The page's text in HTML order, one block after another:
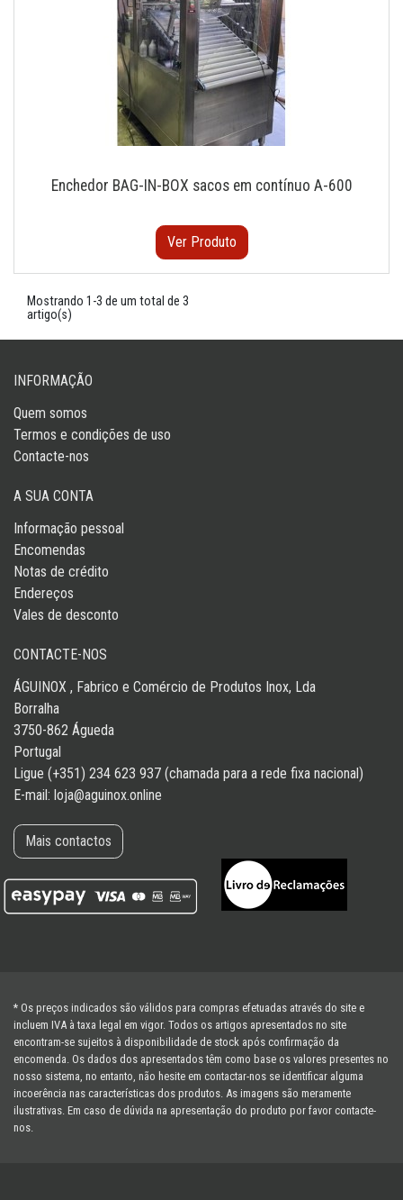
Enchedor BAG-IN-BOX sacos em contínuo A-600
Ver Produto
Mostrando 1-3 de um total de 3
artigo(s)
INFORMAÇÃO
Quem somos
Termos e condições de uso
Contacte-nos
A SUA CONTA
Informação pessoal
Encomendas
Notas de crédito
Endereços
Vales de desconto
CONTACTE-NOS
ÁGUINOX , Fabrico e Comércio de Produtos Inox, Lda
Borralha
3750-862 Águeda
Portugal
Ligue (+351) 234 623 937 (chamada para a rede fixa nacional)
E-mail: loja@aguinox.online
Mais contactos
* Os preços indicados são válidos para compras efetuadas através do site e
incluem IVA à taxa legal em vigor. Todos os artigos apresentados no site
encontram-se sujeitos à disponibilidade de stock após confirmação da
encomenda. Os dados dos apresentados têm como base os valores presentes no
nosso sistema, no entanto, não hesite em contactar-nos se identificar alguma
incoerência nas características dos produtos. As imagens são meramente
ilustrativas. Em caso de dúvida na apresentação do produto por favor contacte-
nos.